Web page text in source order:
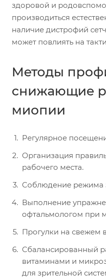
здоровой и
производиться
наличие дистрофий
может повлиять на
Методы
снижающие
миопии
Регулярное
Организация
рабочего места.
Соблюдение режима
Выполнение
офтальмологом при
Прогулки на свежем
Сбалансированный
витаминами и
для зрительной